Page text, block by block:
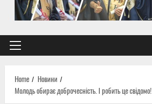
Primary
Home
Новини
Молодь обирає доброчесність. І робить це свідомо!